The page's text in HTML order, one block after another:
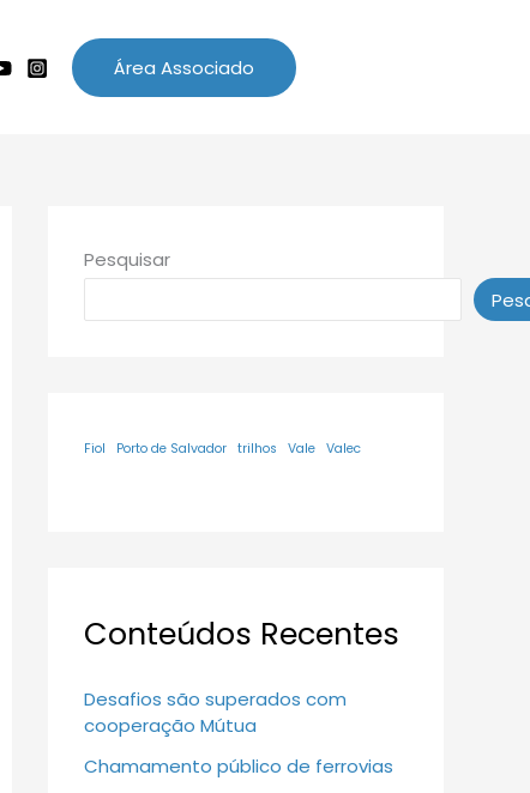
Área Associado
Pesquisar
Fiol Porto de Salvador trilhos Vale Valec
Conteúdos Recentes
Desafios são superados com
cooperação Mútua
Chamamento público de ferrovias